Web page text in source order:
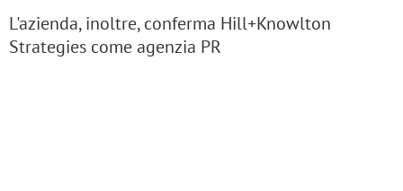
L'azienda, inoltre, conferma Hill+Knowlton
Strategies come agenzia PR